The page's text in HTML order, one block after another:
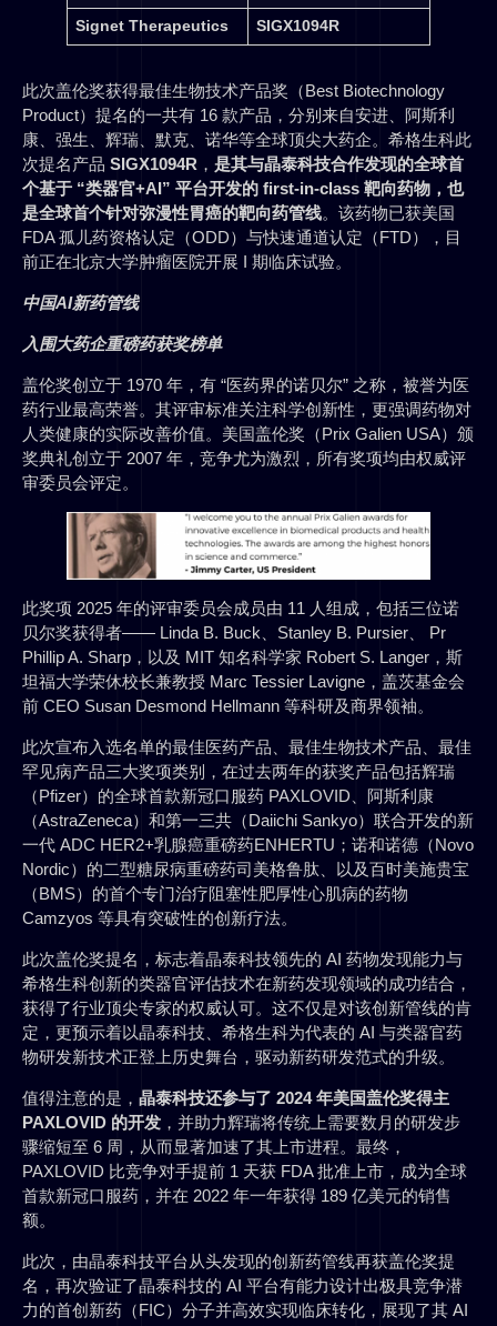
Signet Therapeutics SIGX1094R
此次盖伦奖获得最佳生物技术产品奖（Best Biotechnology
Product）提名的一共有 16 款产品，分别来自安进、阿斯利
康、强生、辉瑞、默克、诺华等全球顶尖大药企。希格生科此
次提名产品 SIGX1094R ， 是其与晶泰科技合作发现的全球首
个基于 “类器官+AI” 平台开发的 first-in-class 靶向药物，也
是全球首个针对弥漫性胃癌的靶向药管线。该药物已获美国
FDA 孤儿药资格认定（ODD）与快速通道认定（FTD），目
前正在北京大学肿瘤医院开展 I 期临床试验。
中国AI新药管线
入围大药企重磅药获奖榜单
盖伦奖创立于 1970 年，有 “医药界的诺贝尔” 之称，被誉为医
药行业最高荣誉。其评审标准关注科学创新性，更强调药物对
人类健康的实际改善价值。美国盖伦奖（Prix Galien USA）颁
奖典礼创立于 2007 年，竞争尤为激烈，所有奖项均由权威评
审委员会评定。
此奖项 2025 年的评审委员会成员由 11 人组成，包括三位诺
贝尔奖获得者—— Linda B. Buck、Stanley B. Pursier、 Pr
Phillip A. Sharp，以及 MIT 知名科学家 Robert S. Langer，斯
坦福大学荣休校长兼教授 Marc Tessier Lavigne，盖茨基金会
前 CEO Susan Desmond Hellmann 等科研及商界领袖。
此次宣布入选名单的最佳医药产品、最佳生物技术产品、最佳
罕见病产品三大奖项类别，在过去两年的获奖产品包括辉瑞
（Pfizer）的全球首款新冠口服药 PAXLOVID、阿斯利康
（AstraZeneca）和第一三共（Daiichi Sankyo）联合开发的新
一代 ADC HER2+乳腺癌重磅药ENHERTU；诺和诺德（Novo
Nordic）的二型糖尿病重磅药司美格鲁肽、以及百时美施贵宝
（BMS）的首个专门治疗阻塞性肥厚性心肌病的药物
Camzyos 等具有突破性的创新疗法。
此次盖伦奖提名，标志着晶泰科技领先的 AI 药物发现能力与
希格生科创新的类器官评估技术在新药发现领域的成功结合，
获得了行业顶尖专家的权威认可。这不仅是对该创新管线的肯
定，更预示着以晶泰科技、希格生科为代表的 AI 与类器官药
物研发新技术正登上历史舞台，驱动新药研发范式的升级。
值得注意的是， 晶泰科技还参与了 2024 年美国盖伦奖得主
PAXLOVID 的开发 ，并助力辉瑞将传统上需要数月的研发步
骤缩短至 6 周，从而显著加速了其上市进程。最终，
PAXLOVID 比竞争对手提前 1 天获 FDA 批准上市，成为全球
首款新冠口服药，并在 2022 年一年获得 189 亿美元的销售
额。
此次，由晶泰科技平台从头发现的创新药管线再获盖伦奖提
名，再次验证了晶泰科技的 AI 平台有能力设计出极具竞争潜
力的首创新药（FIC）分子并高效实现临床转化，展现了其 AI